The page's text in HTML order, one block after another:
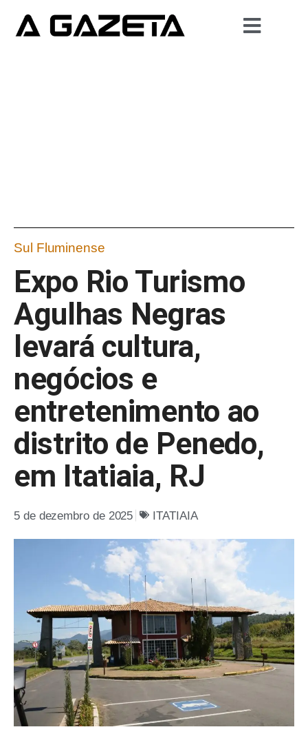
Sul Fluminense
Expo Rio Turismo
Agulhas Negras
levará cultura,
negócios e
entretenimento ao
distrito de Penedo,
em Itatiaia, RJ
5 de dezembro de 2025 ITATIAIA